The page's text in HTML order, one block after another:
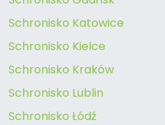
Schronisko Katowice
Schronisko Kielce
Schronisko Kraków
Schronisko Lublin
Schronisko Łódź